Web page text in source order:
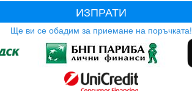
ИЗПРАТИ
Ще ви се обадим за приемане на поръчката!